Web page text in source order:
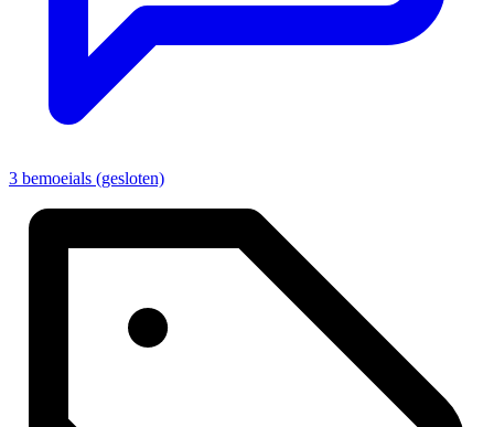
3 bemoeials (gesloten)